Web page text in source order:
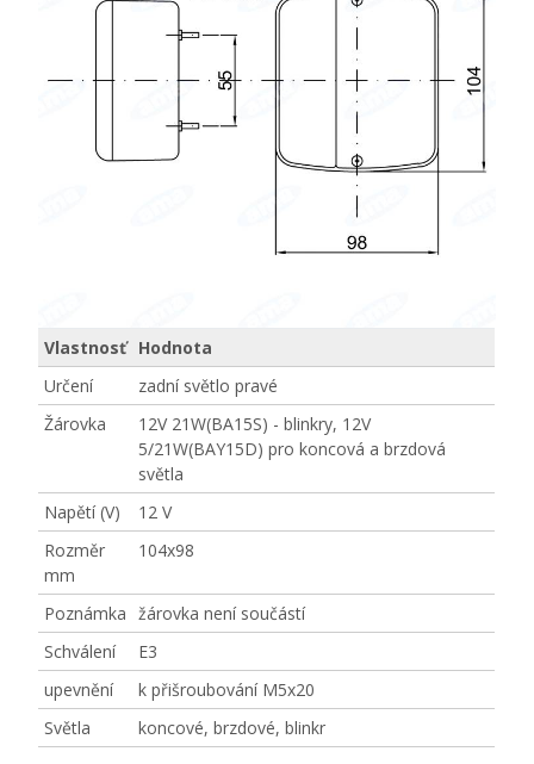
Vlastnosť Hodnota
Určení
zadní světlo pravé
Žárovka
12V 21W(BA15S) - blinkry, 12V
5/21W(BAY15D) pro koncová a brzdová
světla
Napětí (V)
12 V
Rozměr
mm
104x98
Poznámka
žárovka není součástí
Schválení
E3
upevnění
k přišroubování M5x20
Světla
koncové, brzdové, blinkr